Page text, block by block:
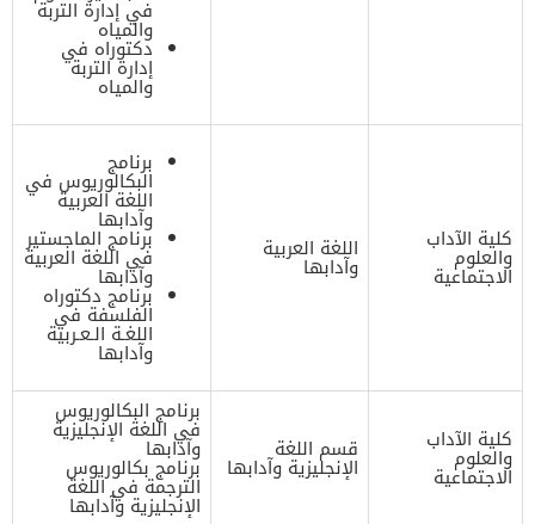
في إدارة التربة
والمياه
دكتوراه في
إدارة التربة
والمياه
كلية الآداب
والعلوم
الاجتماعية
اللغة العربية
وآدابها
برنامج
البكالوريوس في
اللغة العربية
وآدابها
برنامج الماجستير
في اللغة العربية
وآدابها
برنامج دكتوراه
الفلسفة في
اللغـة الـعـربية
وآدابها
كلية الآداب
والعلوم
الاجتماعية
قسم اللغة
الإنجليزية وآدابها
برنامج البكالوريوس
في اللغة الإنجليزية
وآدابها
برنامج بكالوريوس
الترجمة في اللغة
الإنجليزية وآدابها